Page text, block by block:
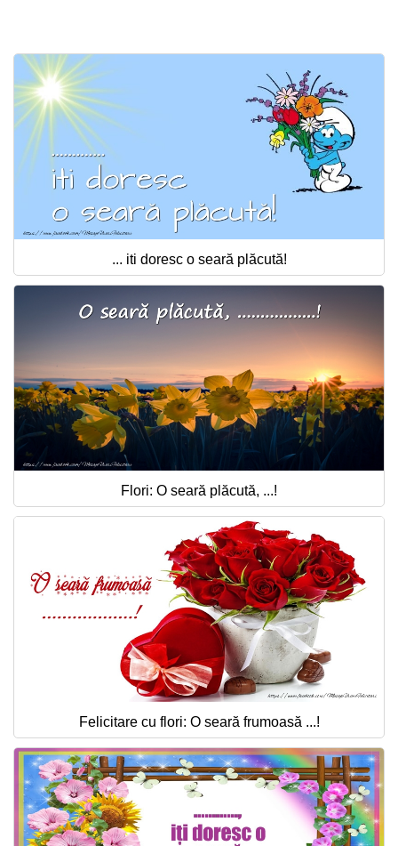
... iti doresc o seară plăcută!
Flori: O seară plăcută, ...!
Felicitare cu flori: O seară frumoasă ...!